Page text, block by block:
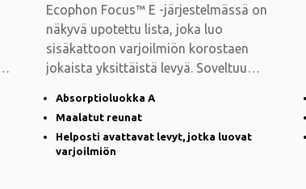
Ecophon Focus™ E -järjestelmässä on
näkyvä upotettu lista, joka luo
sisäkattoon varjoilmiön korostaen
jokaista yksittäistä levyä. Soveltuu
Absorptioluokka A
Maalatut reunat
Helposti avattavat levyt, jotka luovat
varjoilmiön